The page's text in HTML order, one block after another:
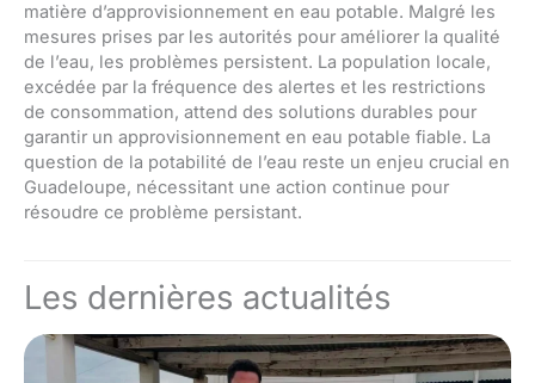
matière d’approvisionnement en eau potable. Malgré les
mesures prises par les autorités pour améliorer la qualité
de l’eau, les problèmes persistent. La population locale,
excédée par la fréquence des alertes et les restrictions
de consommation, attend des solutions durables pour
garantir un approvisionnement en eau potable fiable. La
question de la potabilité de l’eau reste un enjeu crucial en
Guadeloupe, nécessitant une action continue pour
résoudre ce problème persistant.
Les dernières actualités